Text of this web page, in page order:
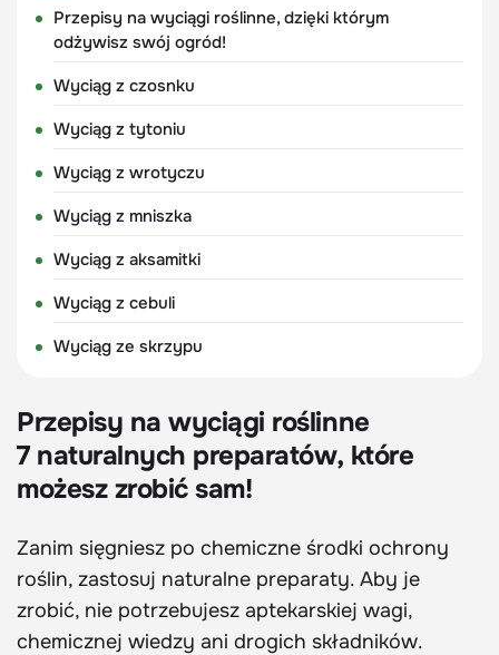
Przepisy na wyciągi roślinne, dzięki którym
odżywisz swój ogród!
Wyciąg z czosnku
Wyciąg z tytoniu
Wyciąg z wrotyczu
Wyciąg z mniszka
Wyciąg z aksamitki
Wyciąg z cebuli
Wyciąg ze skrzypu
Przepisy na wyciągi roślinne
7 naturalnych preparatów, które
możesz zrobić sam!
Zanim sięgniesz po chemiczne środki ochrony
roślin, zastosuj naturalne preparaty. Aby je
zrobić, nie potrzebujesz aptekarskiej wagi,
chemicznej wiedzy ani drogich składników.